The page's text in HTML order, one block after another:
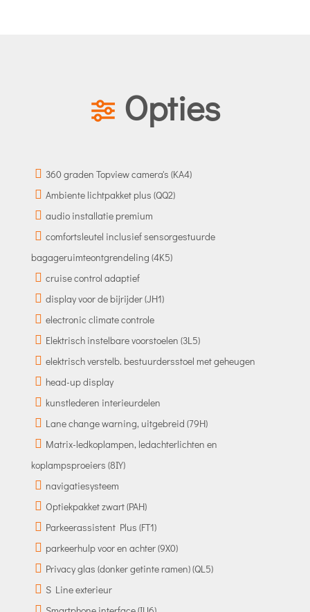
Opties
360 graden Topview camera's (KA4)
Ambiente lichtpakket plus (QQ2)
audio installatie premium
comfortsleutel inclusief sensorgestuurde
bagageruimteontgrendeling (4K5)
cruise control adaptief
display voor de bijrijder (JH1)
electronic climate controle
Elektrisch instelbare voorstoelen (3L5)
elektrisch verstelb. bestuurdersstoel met geheugen
head-up display
kunstlederen interieurdelen
Lane change warning, uitgebreid (79H)
Matrix-ledkoplampen, ledachterlichten en
koplampsproeiers (8IY)
navigatiesysteem
Optiekpakket zwart (PAH)
Parkeerassistent Plus (FT1)
parkeerhulp voor en achter (9X0)
Privacy glas (donker getinte ramen) (QL5)
S Line exterieur